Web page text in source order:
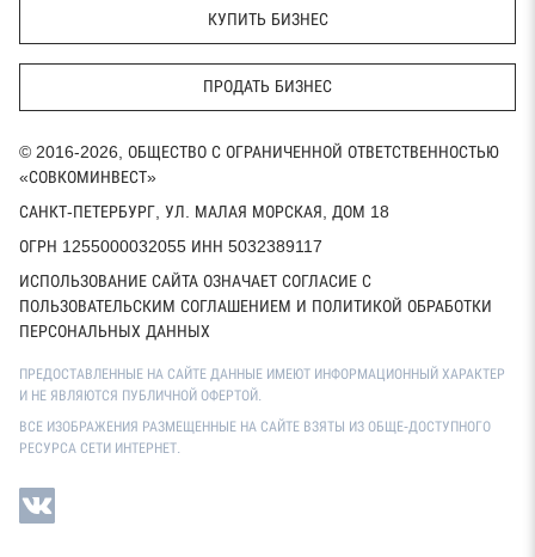
КУПИТЬ БИЗНЕС
ПРОДАТЬ БИЗНЕС
© 2016-2026, ОБЩЕСТВО С ОГРАНИЧЕННОЙ ОТВЕТСТВЕННОСТЬЮ
«СОВКОМИНВЕСТ»
САНКТ-ПЕТЕРБУРГ, УЛ. МАЛАЯ МОРСКАЯ, ДОМ 18
ОГРН 1255000032055 ИНН 5032389117
ИСПОЛЬЗОВАНИЕ САЙТА ОЗНАЧАЕТ СОГЛАСИЕ С
ПОЛЬЗОВАТЕЛЬСКИМ СОГЛАШЕНИЕМ И ПОЛИТИКОЙ ОБРАБОТКИ
ПЕРСОНАЛЬНЫХ ДАННЫХ
ПРЕДОСТАВЛЕННЫЕ НА САЙТЕ ДАННЫЕ ИМЕЮТ ИНФОРМАЦИОННЫЙ ХАРАКТЕР
И НЕ ЯВЛЯЮТСЯ ПУБЛИЧНОЙ ОФЕРТОЙ.
ВСЕ ИЗОБРАЖЕНИЯ РАЗМЕЩЕННЫЕ НА САЙТЕ ВЗЯТЫ ИЗ ОБЩЕ-ДОСТУПНОГО
РЕСУРСА СЕТИ ИНТЕРНЕТ.